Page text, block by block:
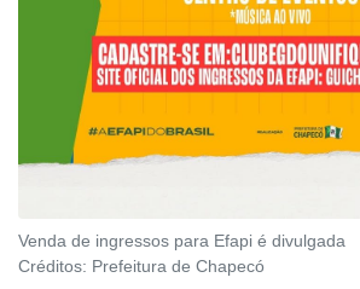
Venda de ingressos para Efapi é divulgada
Créditos: Prefeitura de Chapecó